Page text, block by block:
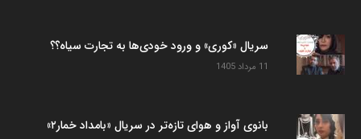
سریال «کوری» و ورود خودی‌ها به تجارت سیاه؟؟
11 مرداد 1405
بانوی آواز و هوای تازه‌تر در سریال «بامداد خمار۲»